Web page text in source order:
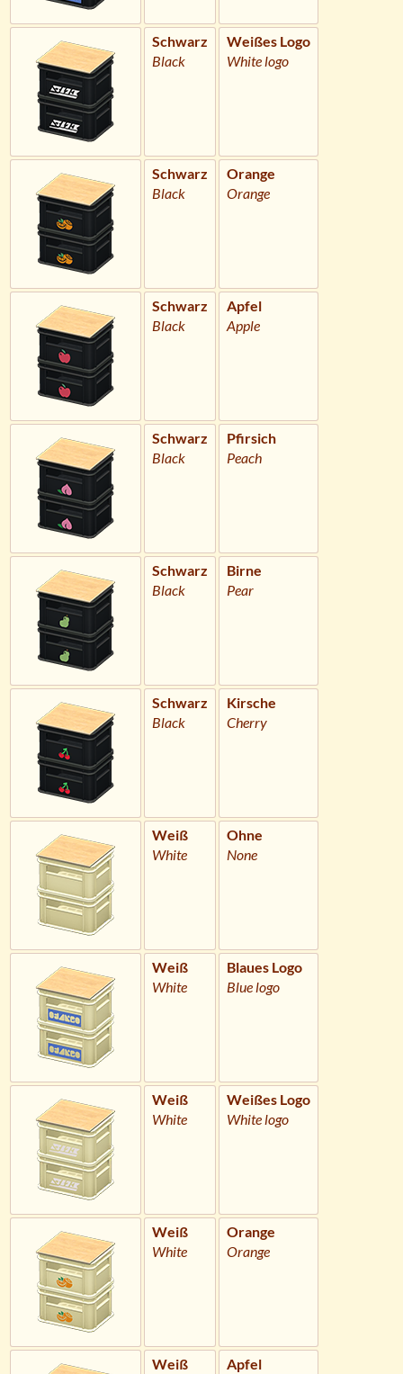
Schwarz
Black
Weißes Logo
White logo
Schwarz
Black
Orange
Orange
Schwarz
Black
Apfel
Apple
Schwarz
Black
Pfirsich
Peach
Schwarz
Black
Birne
Pear
Schwarz
Black
Kirsche
Cherry
Weiß
White
Ohne
None
Weiß
White
Blaues Logo
Blue logo
Weiß
White
Weißes Logo
White logo
Weiß
White
Orange
Orange
Weiß
Apfel